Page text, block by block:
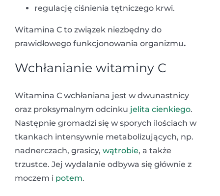
regulację ciśnienia tętniczego krwi.
Witamina C to związek niezbędny do
prawidłowego funkcjonowania organizmu.
Wchłanianie witaminy C
Witamina C wchłaniana jest w dwunastnicy
oraz proksymalnym odcinku jelita cienkiego.
Następnie gromadzi się w sporych ilościach w
tkankach intensywnie metabolizujących, np.
nadnerczach, grasicy, wątrobie, a także
trzustce. Jej wydalanie odbywa się głównie z
moczem i potem.